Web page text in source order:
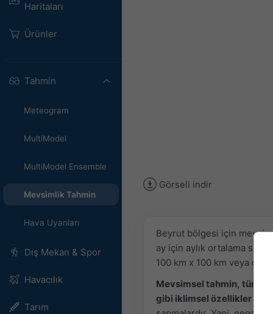
Haritaları​
Ürünler
Tahmin
Meteogram
MultiModel
MultiModel Ensemble
Mevsimlik Tahmin
Hava Uyarıları
Dış Mekan & Spor
Havacılık
Tarım
Görseli indir
Beyrut bölgesi için
ay için aylık ortalama
100 km x 100 km veya
Mevsimsel tahmin, tüm
gibi iklimsel özellikler